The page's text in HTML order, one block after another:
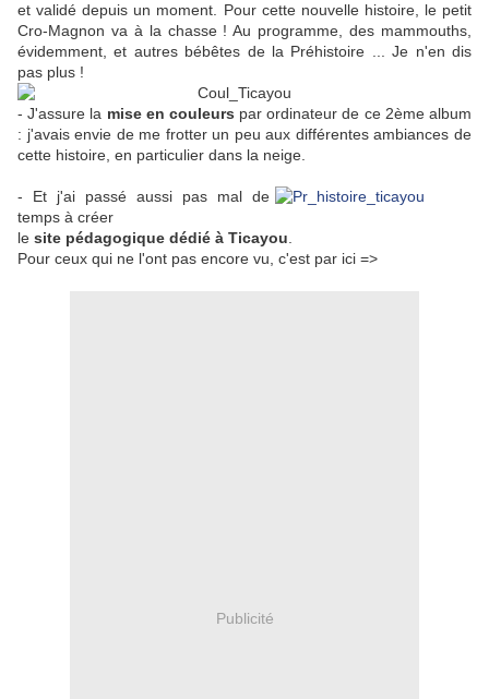
et validé depuis un moment. Pour cette nouvelle histoire, le petit
Cro-Magnon va à la chasse ! Au programme, des mammouths,
évidemment, et autres bébêtes de la Préhistoire ... Je n'en dis
pas plus !
- J'assure la mise en couleurs par ordinateur de ce 2ème album
: j'avais envie de me frotter un peu aux différentes ambiances de
cette histoire, en particulier dans la neige.
- Et j'ai passé aussi pas mal de
temps à créer
le site pédagogique dédié à Ticayou
Pour ceux qui ne l'ont pas encore vu, c'est par ici =>
Publicité